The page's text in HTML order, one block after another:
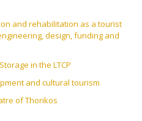
and rehabilitation as a tourist
design, funding and
in the LTCP
and cultural tourism
of Thorikos